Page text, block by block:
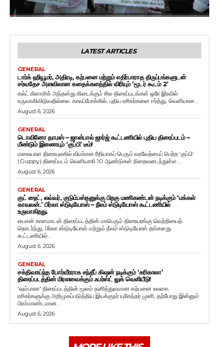
LATEST ARTICLES
GENERAL
டார்க் ஹியூமர், அதிரடி, கற்பனை மற்றும் எதிர்பாராத திருப்பங்களுடன்
சர்வதேச அளவிலான கதைக்களத்தில் விரியும் ‘மூடர் கூடம் 2’
கல்ட் கிளாசிக் அந்தஸ்து கிடைக்கும் சில திரைப்படங்கள் ஒரே இரவில்
உருவாகிவிடுவதில்லை. காலப்போக்கில், புதிய ரசிகர்களை ஈர்த்து, வெளியான...
August 6, 2026
GENERAL
டொவினோ தாமஸ் – ஜான்பால் ஜார்ஜ் கூட்டணியில் புதிய திரைப்படம் –
மீண்டும் இணையும் ‘குப்பி’ டீம்!
மலையாள திரையுலகில் விமர்சன ரீதியாகப் பெரும் வரவேற்பைப் பெற்ற ‘குப்பி’
(Guppy) திரைப்படம் வெளியாகி 10 ஆண்டுகள் நிறைவடைந்துள்ள...
August 6, 2026
GENERAL
குட் நைட், லவ்வர், குடும்பஸ்தனுக்கு பிறகு மணிகண்டன் நடிக்கும் ‘மக்கள்
காவலன்.’ பிர்லா ஸ்டுடியோஸ் – நீலம் ஸ்டுடியோஸ் கூட்டணியில்
உருவாகிறது.
பைசன் காளமாடன் திரைப்படத்தின் மாபெரும் திரையரங்கு வெற்றியைத்
தொடர்ந்து, பிர்லா ஸ்டுடியோஸ் மற்றும் நீலம் ஸ்டுடியோஸ் தங்களது
கூட்டணியில்...
August 6, 2026
GENERAL
சக்திவாய்ந்த போர்வீரராக சந்தீப் கிஷன் நடிக்கும் ‘கரிகாலா’
திரைப்படத்தின் மிரளவைக்கும் ஃபர்ஸ்ட் லுக் வெளியீடு!
'ஷம்பாலா' திரைப்படத்தின் மூலம் தனித்துவமான கற்பனை உலகை
ரசிகர்களுக்கு அறிமுகப்படுத்திய இயக்குநர் யுகேந்தர் முனி, தற்போது இன்னும்
பிரம்மாண்டமான...
August 6, 2026